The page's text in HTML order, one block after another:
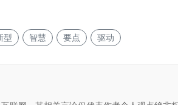
型 智慧 要点 驱动